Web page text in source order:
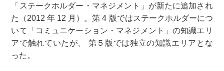
「ステークホルダー・マネジメント」が新たに追加され
た（2012 年 12 月）。第 4 版ではステークホルダーにつ
いて「コミュニケーション・マネジメント」の知識エリ
アで触れていたが、 第５版では独立の知識エリアとな
った。